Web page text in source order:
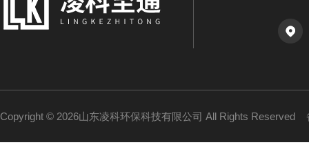
Copyright © 2026山东凌科环保科技有限公司 All Rights Reserved